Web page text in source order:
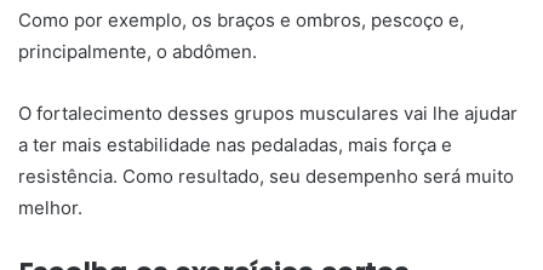
Como por exemplo, os braços e ombros, pescoço e,
principalmente, o abdômen.
O fortalecimento desses grupos musculares vai lhe ajudar
a ter mais estabilidade nas pedaladas, mais força e
resistência. Como resultado, seu desempenho será muito
melhor.